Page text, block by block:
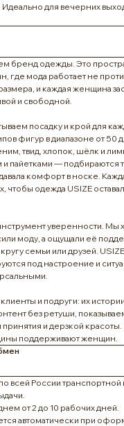
для вечерних
бренд одежды. Это
мода работает не
и каждая женщина
и свободной.
посадку и крой для
фигур в диапазоне от 50
твид, хлопок, шёлк и
пайетками — подбираются
комфорт в носке.
чтобы одежда USIZE
уверенности. Мы
моду, а ощущали её
семьи или друзей.
под настроение и
и подруги: их истории,
без ретуши,
и дерзкой
поддерживают женщин.
всей России
от 2 до 10 рабочих дней.
автоматически при